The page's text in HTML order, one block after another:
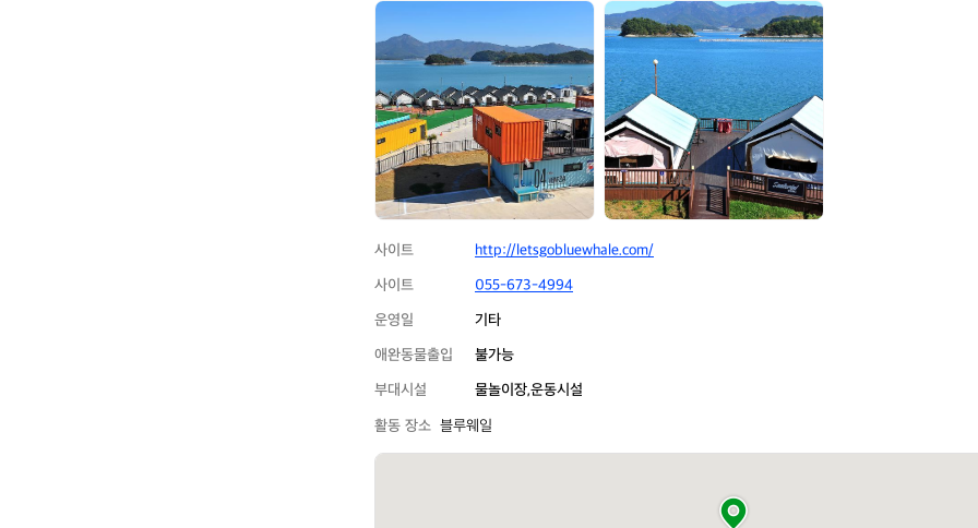
블
웨
블
루
웨
일
사이트
http://letsgobluewhale.com/
사이트
055-673-4994
운영일
기타
애완동물출입
불가능
부대시설
물놀이장,운동시설
활동 장소 블루웨일